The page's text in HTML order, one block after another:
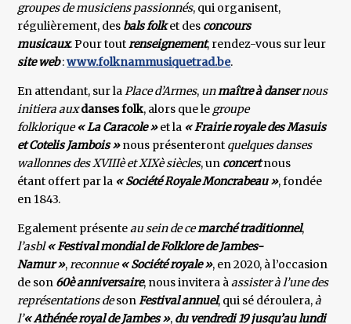
groupes de musiciens passionnés, qui organisent,
régulièrement, des bals folket des concours
musicaux. Pour toutrenseignement, rendez-vous sur leur
siteweb:www.folknammusiquetrad.be.
En attendant, sur laPlace d’Armes, unmaître à dansernous
initiera auxdanses folk, alors que le groupe
folklorique « La Caracole »et la « Frairie royale des Masuis
et Cotelis Jambois »nous présenteront quelques danses
wallonnes des XVIIIè et XIXè siècles, un concertnous
étant offert par la « Société RoyaleMoncrabeau », fondée
en 1843.
Egalement présenteau sein de cemarché traditionnel,
l’asbl« Festival mondial de Folklore de Jambes-
Namur »,reconnue« Société royale », en 2020, à l’occasion
de son 60è anniversaire, nous invitera àassister à l’une des
représentations desonFestival annuel, qui sé déroulera,à
l’« Athénée royal de Jambes », du vendredi19 jusqu’au lundi